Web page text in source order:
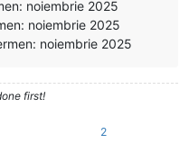
noiembrie 2025
noiembrie 2025
noiembrie 2025
first!
2